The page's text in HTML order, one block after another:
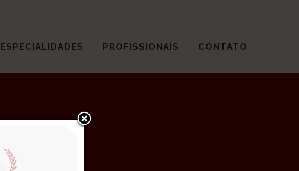
ESPECIALIDADES PROFISSIONAIS CONTATO